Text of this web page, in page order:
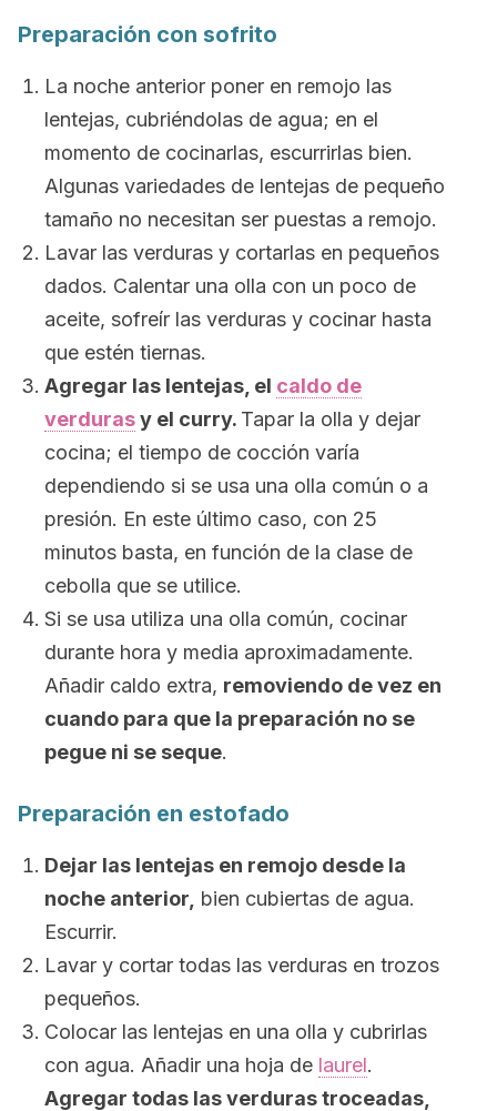
Preparación con sofrito
La noche anterior poner en remojo las
lentejas, cubriéndolas de agua; en el
momento de cocinarlas, escurrirlas bien.
Algunas variedades de lentejas de pequeño
tamaño no necesitan ser puestas a remojo.
Lavar las verduras y cortarlas en pequeños
dados. Calentar una olla con un poco de
aceite, sofreír las verduras y cocinar hasta
que estén tiernas.
Agregar las lentejas, el caldo de
verdurasy el curry. Tapar la olla y dejar
cocina; el tiempo de cocción varía
dependiendo si se usa una olla común o a
presión. En este último caso, con 25
minutos basta, en función de la clase de
cebolla que se utilice.
Si se usa utiliza una olla común, cocinar
durante hora y media aproximadamente.
Añadir caldo extra, removiendo de vez en
cuando para que la preparación no se
pegue ni se seque.
Preparación en estofado
Dejar las lentejas en remojo desde la
noche anterior, bien cubiertas de agua.
Escurrir.
Lavar y cortar todas las verduras en trozos
pequeños.
Colocar las lentejas en una olla y cubrirlas
con agua. Añadir una hoja de laurel.
Agregar todas las verduras troceadas,